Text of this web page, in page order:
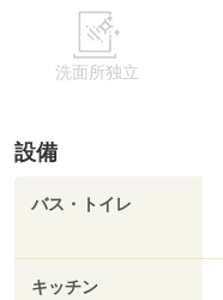
洗面所独立
設備
バス・トイレ
キッチン